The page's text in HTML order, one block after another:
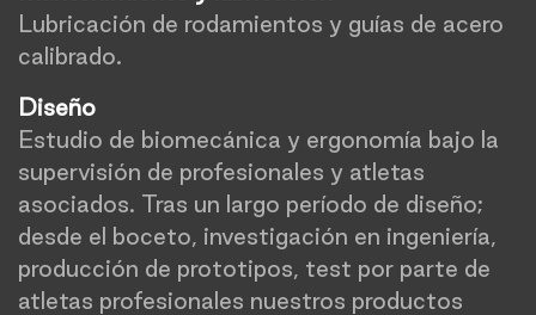
Lubricación de rodamientos y guías de acero
calibrado.
Diseño
Estudio de biomecánica y ergonomía bajo la
supervisión de profesionales y atletas
asociados. Tras un largo período de diseño;
desde el boceto, investigación en ingeniería,
producción de prototipos, test por parte de
atletas profesionales nuestros productos